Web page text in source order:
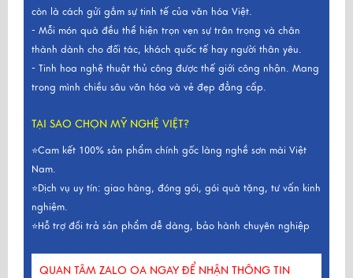
còn là cách gửi gắm sự tinh tế của văn hóa Việt.
- Mỗi món quà đều thể hiện trọn vẹn sự trân trọng và chân
thành dành cho đối tác, khách quốc tế hay người thân yêu.
- Tinh hoa nghệ thuật thủ công được thế giới công nhận. Mang
trong mình chiều sâu văn hóa và vẻ đẹp đẳng cấp.
TẠI SAO CHỌN MỸ NGHỆ VIỆT?
⭐Cam kết 100% sản phẩm chính gốc làng nghề sơn mài Việt
Nam.
⭐Dịch vụ uy tín: giao hàng, đóng gói, gói quà tặng, tư vấn kinh
nghiệm.
⭐Hỗ trợ đổi trả sản phẩm dễ dàng, bảo hành chuyên nghiệp
QUAN TÂM ZALO OA NGAY ĐỂ NHẬN THÔNG TIN